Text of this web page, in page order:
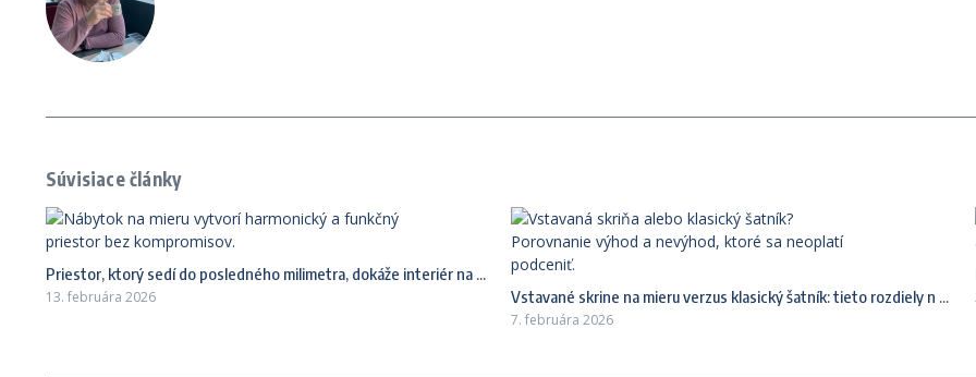
Súvisiace články
Priestor, ktorý sedí do posledného milimetra, dokáže interiér na ...
13. februára 2026 Vstavané skrine na mieru verzus klasický šatník: tieto rozdiely n ...
7. februára 2026